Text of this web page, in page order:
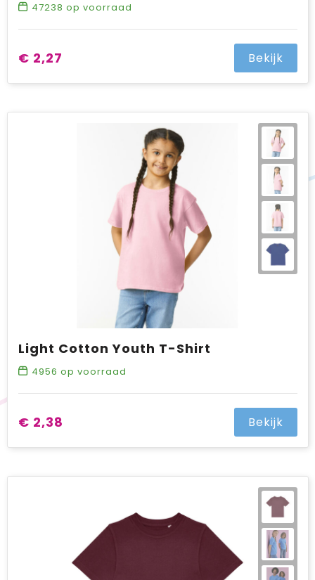
47238 op voorraad
€ 2,27 Bekijk
Light Cotton Youth T-Shirt
4956 op voorraad
€ 2,38 Bekijk